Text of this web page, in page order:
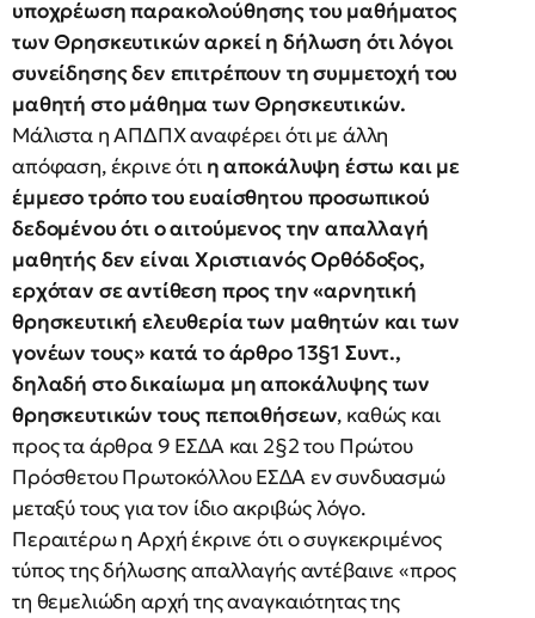
υποχρέωση παρακολούθησης του µαθήµατος
των Θρησκευτικών αρκεί η δήλωση ότι λόγοι
συνείδησης δεν επιτρέπουν τη συµµετοχή του
µαθητή στο µάθηµα των Θρησκευτικών.
Μάλιστα η ΑΠΔΠΧ αναφέρει ότι με άλλη
απόφαση, έκρινε ότιη αποκάλυψη έστω και µε
έµµεσο τρόπο του ευαίσθητου προσωπικού
δεδοµένου ότι ο αιτούµενος την απαλλαγή
µαθητής δεν είναι Χριστιανός Ορθόδοξος,
ερχόταν σε αντίθεση προς την «αρνητική
θρησκευτική ελευθερία των µαθητών και των
γονέων τους» κατά το άρθρο 13§1 Συντ.,
δηλαδή στο δικαίωµα µη αποκάλυψης των
θρησκευτικών τους πεποιθήσεων, καθώς και
προς τα άρθρα 9 ΕΣ∆Α και 2§2 του Πρώτου
Πρόσθετου Πρωτοκόλλου ΕΣ∆Α εν συνδυασµώ
µεταξύ τους για τον ίδιο ακριβώς λόγο.
Περαιτέρω η Αρχή έκρινε ότι ο συγκεκριµένος
τύπος της δήλωσης απαλλαγής αντέβαινε «προς
τη θεµελιώδη αρχή της αναγκαιότητας της